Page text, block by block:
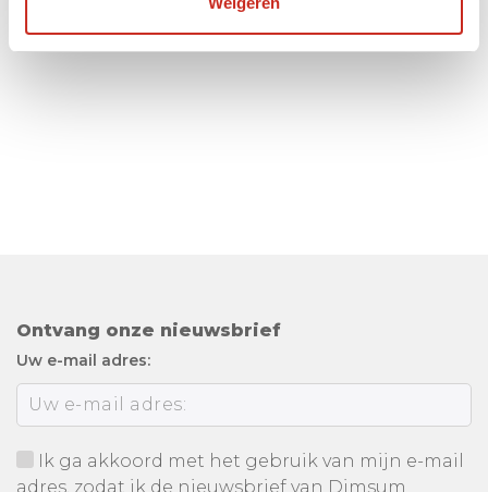
Ontvang onze nieuwsbrief
Uw e-mail adres:
Ik ga akkoord met het gebruik van mijn e-mail
adres, zodat ik de nieuwsbrief van Dimsum